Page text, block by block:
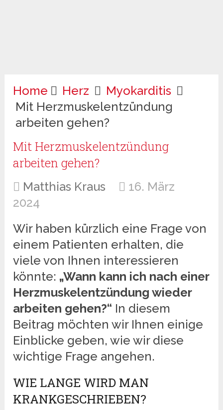
Home Herz
Myokarditis
Mit Herzmuskelentzündung
arbeiten gehen?
Mit Herzmuskelentzündung
arbeiten gehen?
Matthias Kraus
16. März
2024
Wir haben kürzlich eine Frage von
einem Patienten erhalten, die
viele von Ihnen interessieren
könnte: „Wann kann ich nach einer
Herzmuskelentzündung wieder
arbeiten gehen?“ In diesem
Beitrag möchten wir Ihnen einige
Einblicke geben, wie wir diese
wichtige Frage angehen.
WIE LANGE WIRD MAN
KRANKGESCHRIEBEN?